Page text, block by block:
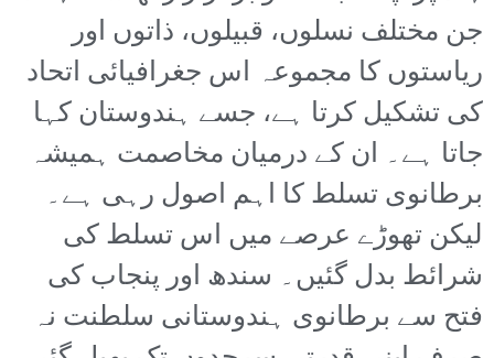
جن مختلف نسلوں، قبیلوں، ذاتوں اور
ریاستوں کا مجموعہ اس جغرافیائی اتحاد
کی تشکیل کرتا ہے، جسے ہندوستان کہا
جاتا ہے۔ ان کے درمیان مخاصمت ہمیشہ
برطانوی تسلط کا اہم اصول رہی ہے۔
لیکن تھوڑے عرصے میں اس تسلط کی
شرائط بدل گئیں۔ سندھ اور پنجاب کی
فتح سے برطانوی ہندوستانی سلطنت نہ